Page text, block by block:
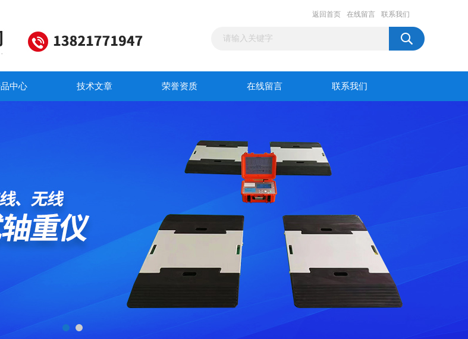
返回首页 在线留言 联系我们
中心 技术文章 荣誉资质 在线留言 联系我们